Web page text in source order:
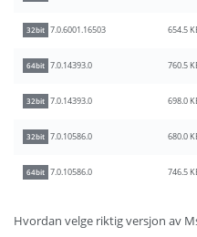
32bit 7.0.6001.16503 654.5
64bit 7.0.14393.0 760.5
32bit 7.0.14393.0 698.0
32bit 7.0.10586.0 680.0
64bit 7.0.10586.0 746.5
Hvordan velge riktig versjon av